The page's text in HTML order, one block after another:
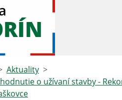
Aktuality
o užívaní stavby -